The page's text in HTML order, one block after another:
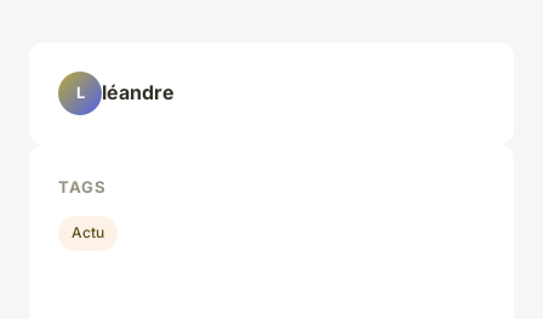
L léandre
TAGS
Actu